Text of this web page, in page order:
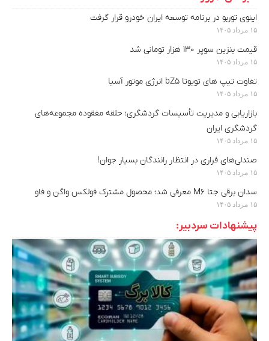
اینوی توربو در برنامه توسعه ایران خودرو قرار گرفت
۱۵ مرداد ۱۴۰۵
قیمت بنزین سوپر ۱۳۰ هزار تومانی شد
۱۵ مرداد ۱۴۰۵
تفاوت تیپ های تویوتا bZ5 انرژی موتور آسیا
۱۵ مرداد ۱۴۰۵
بازاریابی و مدیریت تأسیسات گردشگری؛ حلقه مفقوده مجموعه‌های
گردشگری ایران
۱۵ مرداد ۱۴۰۵
صندلی‌های فراری در انتظار رانندگان بسیار جوان!
۱۵ مرداد ۱۴۰۵
سدان برقی جتا M6 معرفی شد؛ محصول مشترک فولکس واگن و فاو
۱۵ مرداد ۱۴۰۵
پیشنهادات سردبیر: